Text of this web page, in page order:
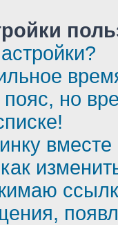
но